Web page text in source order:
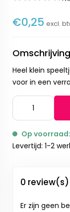
€0,25 excl.
Omschrijving
Heel klein
voor in een
Op voorraad:
Levertijd: 1-2
0 review(s)
Er zijn geen